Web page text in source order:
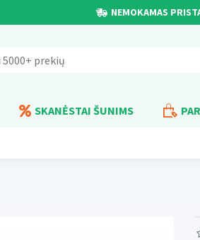
NEMOKAMAS
SKANĖSTAI ŠUNIMS